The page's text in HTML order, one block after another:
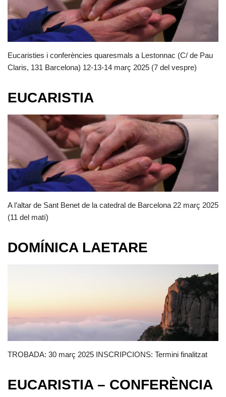
Eucaristies i conferències quaresmals a Lestonnac (C/ de Pau
Claris, 131 Barcelona) 12-13-14 març 2025 (7 del vespre)
EUCARISTIA
A l’altar de Sant Benet de la catedral de Barcelona 22 març 2025
(11 del matí)
DOMÍNICA LAETARE
TROBADA: 30 març 2025 INSCRIPCIONS: Termini finalitzat
EUCARISTIA – CONFERÈNCIA